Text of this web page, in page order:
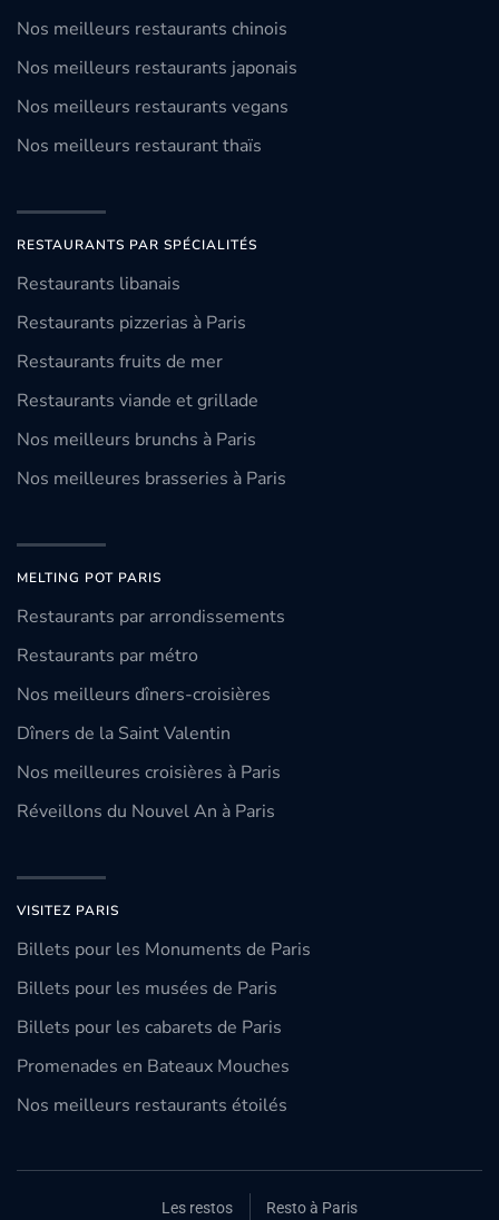
Nos meilleurs restaurants chinois
Nos meilleurs restaurants japonais
Nos meilleurs restaurants vegans
Nos meilleurs restaurant thaïs
RESTAURANTS PAR SPÉCIALITÉS
Restaurants libanais
Restaurants pizzerias à Paris
Restaurants fruits de mer
Restaurants viande et grillade
Nos meilleurs brunchs à Paris
Nos meilleures brasseries à Paris
MELTING POT PARIS
Restaurants par arrondissements
Restaurants par métro
Nos meilleurs dîners-croisières
Dîners de la Saint Valentin
Nos meilleures croisières à Paris
Réveillons du Nouvel An à Paris
VISITEZ PARIS
Billets pour les Monuments de Paris
Billets pour les musées de Paris
Billets pour les cabarets de Paris
Promenades en Bateaux Mouches
Nos meilleurs restaurants étoilés
Les restos Resto à Paris